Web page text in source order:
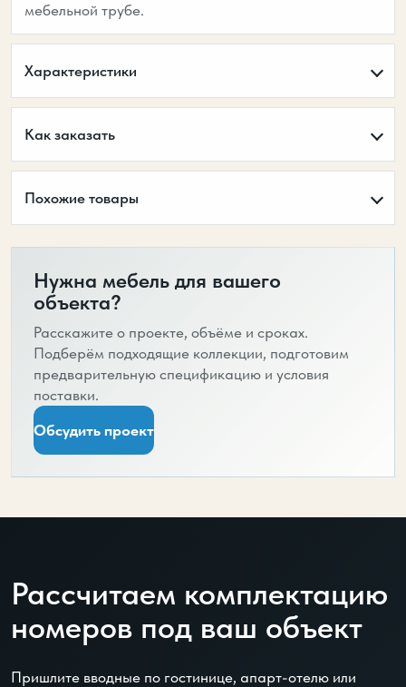
мебельной трубе.
Характеристики
Как заказать
Похожие товары
Нужна мебель для вашего
объекта?
Расскажите о проекте, объёме и сроках.
Подберём подходящие коллекции, подготовим
предварительную спецификацию и условия
поставки.
Обсудить проект
Рассчитаем комплектацию
номеров под ваш объект
Пришлите вводные по гостинице, апарт-отелю или